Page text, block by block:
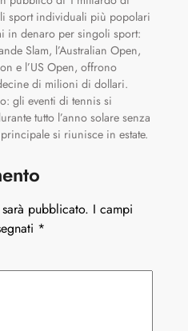
sport individuali più popolari
in denaro per singoli sport:
Slam, l’Australian Open,
e l’US Open, offrono
di milioni di dollari.
gli eventi di tennis si
tutto l’anno solare senza
si riunisce in estate.
pubblicato. I campi
*